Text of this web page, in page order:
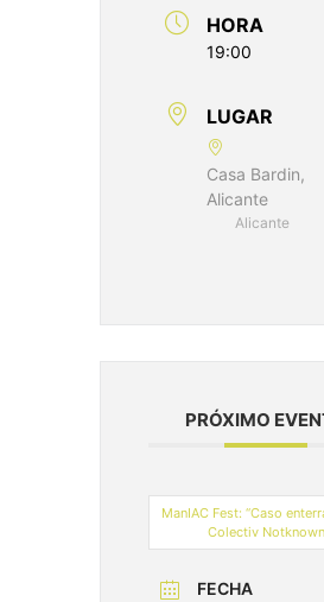
HORA
19:00
LUGAR
Casa Bardin,
Alicante
Alicante
PRÓXIMO
ManIAC Fest: “Caso
Colectiv Notknown
FECHA